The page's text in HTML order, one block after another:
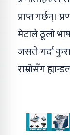
प्राप्त गर्छन्।
मेटाले ठूलो
जसले गर्दा
राम्रोसँग